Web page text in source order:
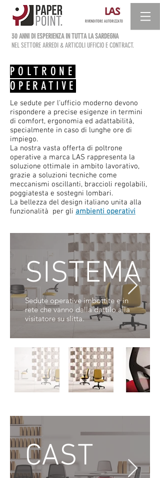
RIVENDITORE AUTORIZZATO
30 ANNI DI ESPERIENZA IN TUTTA LA SARDEGNA
NEL SETTORE ARREDI & ARTICOLI UFFICIO E CONTRACT.
POLTRONE
OPERATIVE
Le sedute per l'ufficio moderno devono
rispondere a precise esigenze in termini
di comfort, ergonomia ed adattabilità,
specialmente in caso di lunghe ore di
impiego.
La nostra vasta offerta di poltrone
operative a marca LAS rappresenta la
soluzione ottimale in ambito lavorativo,
grazie a soluzioni tecniche come
meccanismi oscillanti, braccioli regolabili,
poggiatesta e sostegni lombari.
La bellezza del design italiano unita alla
funzionalità per gli ambienti operativi
SISTEMA
Sedute operative imbottite e in
rete che vanno dalla dattilo alla
visitatore su slitta.
CAST